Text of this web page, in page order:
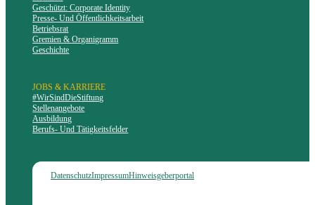
JOBS & KARRIERE
#WirSindDieStiftung
Stellenangebote
Ausbildung
Berufs- Und Tätigkeitsfelder
Geschützt: Corporate Identity
Presse- Und Öffentlichkeitsarbeit
Betriebsrat
Gremien & Organigramm
Geschichte
DatenschutzImpressumHinweisgeberportal